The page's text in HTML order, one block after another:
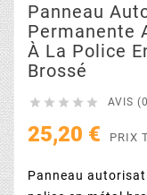
Panneau
Permanente
À La Police
Brossé
     AVIS
25,20 € PRIX
Panneau